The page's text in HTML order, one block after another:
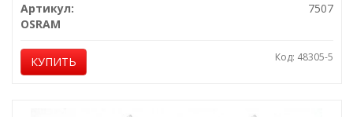
Артикул:
7507
OSRAM
КУПИТЬ Код: 48305-5